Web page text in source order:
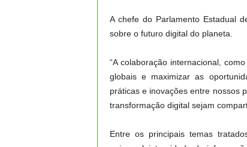
A chefe do Parlamento Estadual
sobre o futuro digital do planeta.
“A colaboração internacional,
globais e maximizar as
práticas e inovações entre nossos
transformação digital sejam
Entre os principais temas